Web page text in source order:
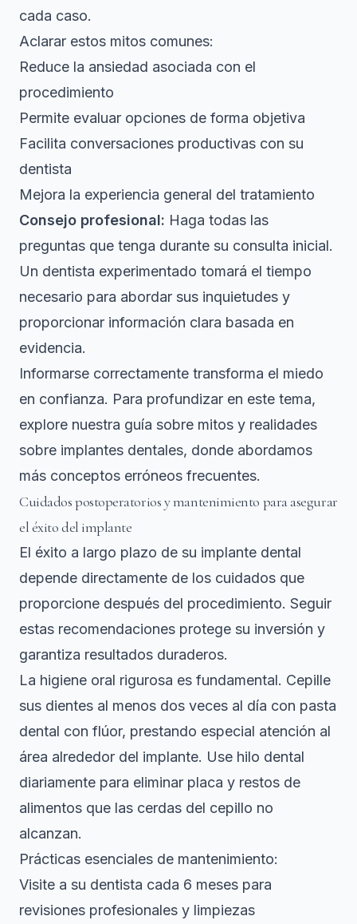
cada caso.
Aclarar estos mitos comunes:
Reduce la ansiedad asociada con el
procedimiento
Permite evaluar opciones de forma objetiva
Facilita conversaciones productivas con su
dentista
Mejora la experiencia general del tratamiento
Consejo profesional: Haga todas las
preguntas que tenga durante su consulta inicial.
Un dentista experimentado tomará el tiempo
necesario para abordar sus inquietudes y
proporcionar información clara basada en
evidencia.
Informarse correctamente transforma el miedo
en confianza. Para profundizar en este tema,
explore nuestra guía sobre mitos y realidades
sobre implantes dentales, donde abordamos
más conceptos erróneos frecuentes.
Cuidados postoperatorios y mantenimiento para asegurar
el éxito del implante
El éxito a largo plazo de su implante dental
depende directamente de los cuidados que
proporcione después del procedimiento. Seguir
estas recomendaciones protege su inversión y
garantiza resultados duraderos.
La higiene oral rigurosa es fundamental. Cepille
sus dientes al menos dos veces al día con pasta
dental con flúor, prestando especial atención al
área alrededor del implante. Use hilo dental
diariamente para eliminar placa y restos de
alimentos que las cerdas del cepillo no
alcanzan.
Prácticas esenciales de mantenimiento:
Visite a su dentista cada 6 meses para
revisiones profesionales y limpiezas